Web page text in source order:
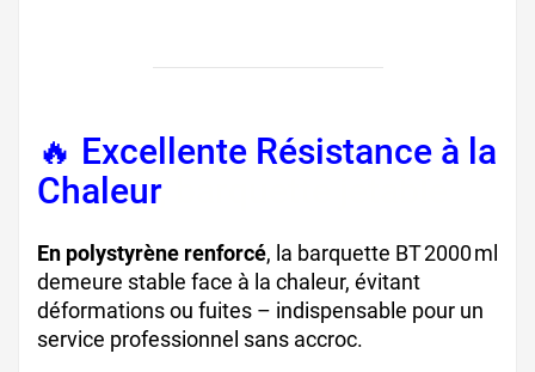
🔥 Excellente Résistance à la
Chaleur, barquette jetable
En polystyrène renforcé, la barquette BT 2000 ml
demeure stable face à la chaleur, évitant
déformations ou fuites – indispensable pour un
service professionnel sans accroc.